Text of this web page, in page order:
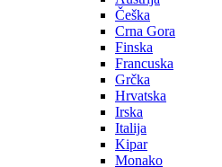
Češka
Crna Gora
Finska
Francuska
Grčka
Hrvatska
Irska
Italija
Kipar
Monako